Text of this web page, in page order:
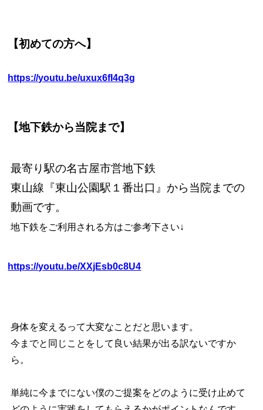
【初めての方へ】
https://youtu.be/uxux6fI4q3g
【地下鉄から当院まで】
最寄り駅の名古屋市営地下鉄
東山線『東山公園駅１番出口』から当院までの
動画です。
地下鉄をご利用される方はご参考下さい↓
https://youtu.be/XXjEsb0c8U4
身体を変えるって大変なことだと思います。
今までと同じことをして良い結果が出る訳ないですか
ら。
単純に今までにない僕のご提案をどのように受け止めて